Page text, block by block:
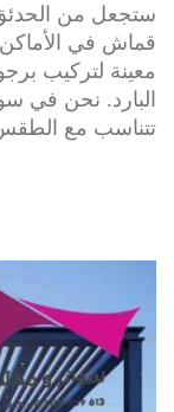
ستجعل من
قماش في الأماكن
معينة لتركيب
البارد. نحن في
تتناسب مع